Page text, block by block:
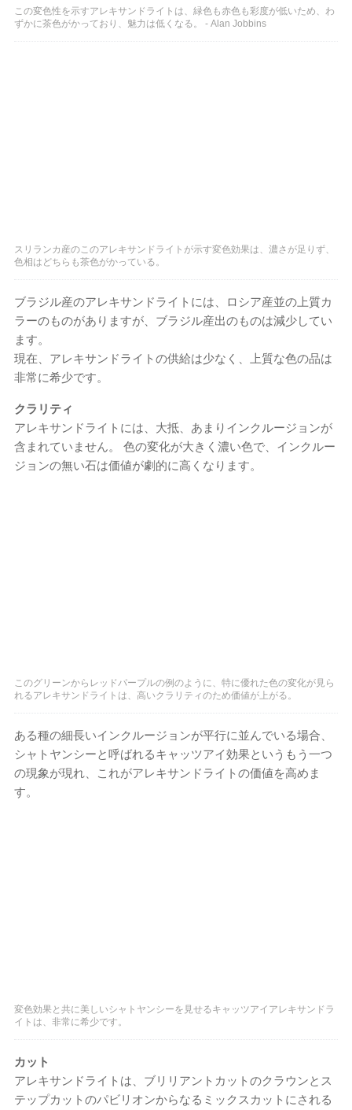
この変色性を示すアレキサンドライトは、緑色も赤色も彩度が低いため、わ
ずかに茶色がかっており、魅力は低くなる。 - Alan Jobbins
スリランカ産のこのアレキサンドライトが示す変色効果は、濃さが足りず、
色相はどちらも茶色がかっている。
ブラジル産のアレキサンドライトには、ロシア産並の上質カ
ラーのものがありますが、ブラジル産出のものは減少してい
ます。
現在、アレキサンドライトの供給は少なく、上質な色の品は
非常に希少です。
クラリティ
アレキサンドライトには、大抵、あまりインクルージョンが
含まれていません。 色の変化が大きく濃い色で、インクルー
ジョンの無い石は価値が劇的に高くなります。
このグリーンからレッドパープルの例のように、特に優れた色の変化が見ら
れるアレキサンドライトは、高いクラリティのため価値が上がる。
ある種の細長いインクルージョンが平行に並んでいる場合、
シャトヤンシーと呼ばれるキャッツアイ効果というもう一つ
の現象が現れ、これがアレキサンドライトの価値を高めま
す。
変色効果と共に美しいシャトヤンシーを見せるキャッツアイアレキサンドラ
イトは、非常に希少です。
カット
アレキサンドライトは、​​ブリリアントカットのクラウンとス
テップカットのパビリオンからなるミックスカットにされる